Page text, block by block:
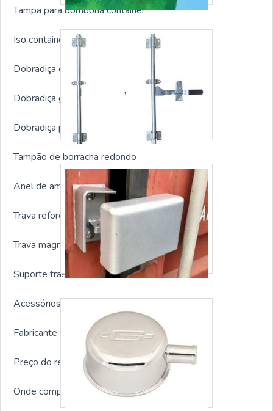
Tampa para bombona container
Iso container prendedor
Dobradiça de aço para container
Dobradiça galvanizada para container
Dobradiça para porta container
Tampão de borracha redondo
Anel de amarração container
Trava reforçada para container
Trava magnetica para container
Suporte traseiro tipo alavanca
Acessórios para containers em geral
Fabricante de respiro para container
Preço do respiro para container
Onde comprar respiro para container